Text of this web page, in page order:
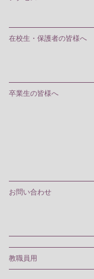
在校生・保護者の皆様へ
卒業生の皆様へ
お問い合わせ
教職員用